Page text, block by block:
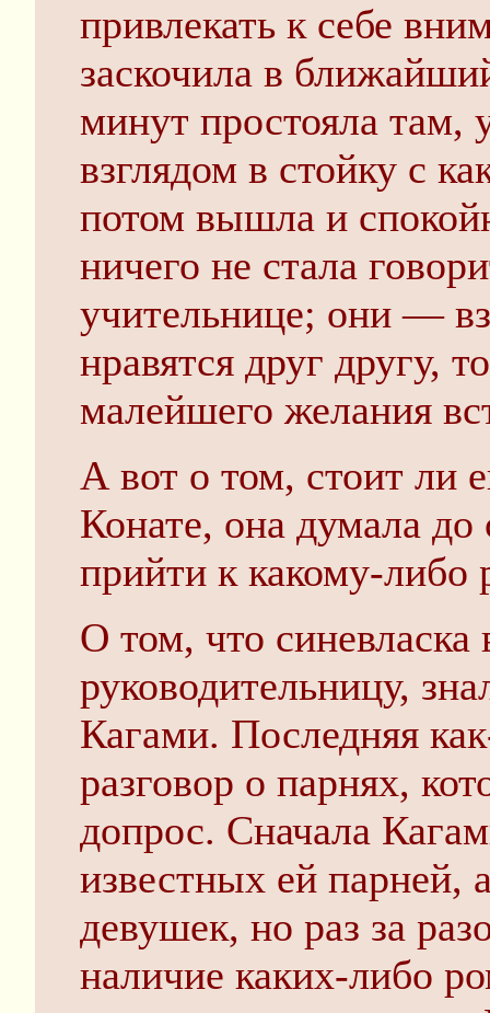
привлекать к себе
заскочила в
минут простояла
взглядом в стойку с
потом вышла и
ничего не стала
учительнице; они —
нравятся друг другу,
малейшего желания
А вот о том, стоит ли
Конате, она думала
прийти к какому-
О том, что
руководительницу,
Кагами. Последняя
разговор о парнях,
допрос. Сначала
известных ей парней,
девушек, но раз за
наличие каких-либо